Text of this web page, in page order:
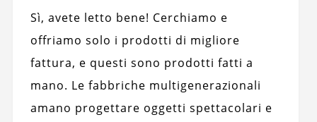
Sì, avete letto bene! Cerchiamo e
offriamo solo i prodotti di migliore
fattura, e questi sono prodotti fatti a
mano. Le fabbriche multigenerazionali
amano progettare oggetti spettacolari e